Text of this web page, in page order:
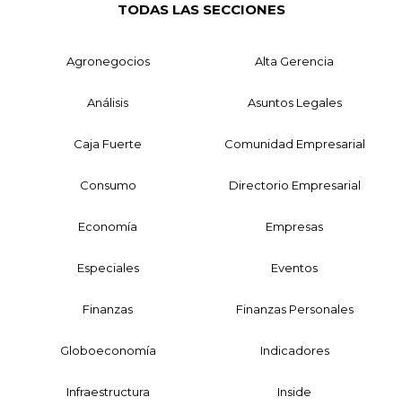
TODAS LAS SECCIONES
Agronegocios Alta Gerencia
Análisis Asuntos Legales
Caja Fuerte Comunidad Empresarial
Consumo Directorio Empresarial
Economía Empresas
Especiales Eventos
Finanzas Finanzas Personales
Globoeconomía Indicadores
Infraestructura Inside